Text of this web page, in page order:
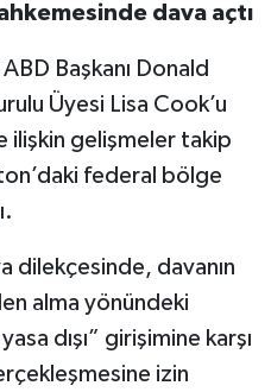
dava açtı
Başkanı Donald
Üyesi Lisa Cook’u
ilişkin gelişmeler takip
federal bölge
dilekçesinde, davanın
alma yönündeki
dışı” girişimine karşı
izin